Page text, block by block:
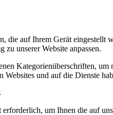
die auf Ihrem Gerät eingestellt
zu unserer Website anpassen.
Kategorienüberschriften,
Websites und auf die Dienste
um Ihnen die auf